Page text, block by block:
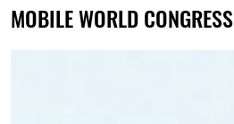
MOBILE WORLD CONGRESS